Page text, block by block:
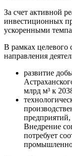
За счет активной
инвестиционных
ускоренными
В рамках целевого
направления
развитие
млрд м³ к
Внедрение
потребует